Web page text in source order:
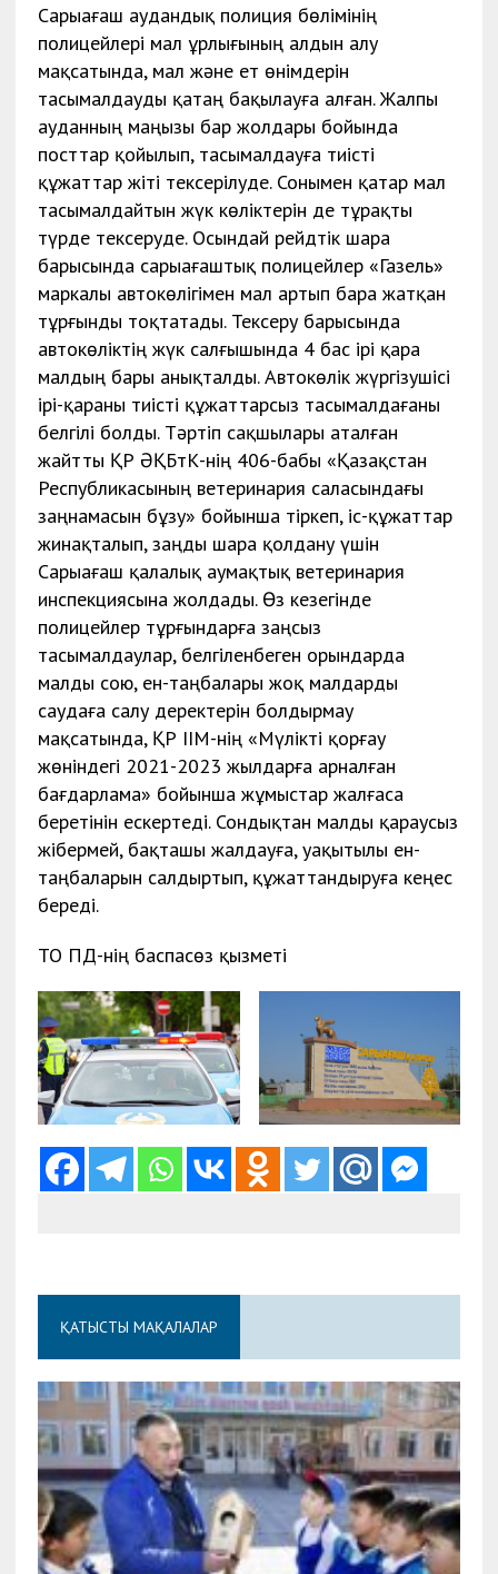
Сарыағаш аудандық полиция бөлімінің
полицейлері мал ұрлығының алдын алу
мақсатында, мал және ет өнімдерін
тасымалдауды қатаң бақылауға алған. Жалпы
ауданның маңызы бар жолдары бойында
посттар қойылып, тасымалдауға тиісті
құжаттар жіті тексерілуде. Сонымен қатар мал
тасымалдайтын жүк көліктерін де тұрақты
түрде тексеруде. Осындай рейдтік шара
барысында сарыағаштық полицейлер «Газель»
маркалы автокөлігімен мал артып бара жатқан
тұрғынды тоқтатады. Тексеру барысында
автокөліктің жүк салғышында 4 бас ірі қара
малдың бары анықталды. Автокөлік жүргізушісі
ірі-қараны тиісті құжаттарсыз тасымалдағаны
белгілі болды. Тәртіп сақшылары аталған
жайтты ҚР ӘҚБтК-нің 406-бабы «Қазақстан
Республикасының ветеринария саласындағы
заңнамасын бұзу» бойынша тіркеп, іс-құжаттар
жинақталып, заңды шара қолдану үшін
Сарыағаш қалалық аумақтық ветеринария
инспекциясына жолдады. Өз кезегінде
полицейлер тұрғындарға заңсыз
тасымалдаулар, белгіленбеген орындарда
малды сою, ен-таңбалары жоқ малдарды
саудаға салу деректерін болдырмау
мақсатында, ҚР ІІМ-нің «Мүлікті қорғау
жөніндегі 2021-2023 жылдарға арналған
бағдарлама» бойынша жұмыстар жалғаса
беретінін ескертеді. Сондықтан малды қараусыз
жібермей, бақташы жалдауға, уақытылы ен-
таңбаларын салдыртып, құжаттандыруға кеңес
береді.
ТО ПД-нің баспасөз қызметі
ҚАТЫСТЫ МАҚАЛАЛАР